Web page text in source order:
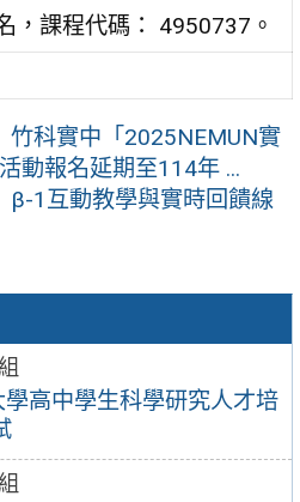
高中學生科學研究人才培
，課程代碼： 4950737。
竹科實中「2025NEMUN實
動報名延期至114年 ...
β-1互動教學與實時回饋線